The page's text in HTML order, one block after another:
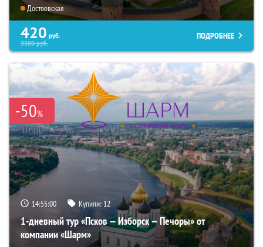
Достоевская
420 руб.
3300руб.
ПОДРОБНЕЕ
-50%
14:54:58 Купили:12
1-дневный тур «Псков — Изборск — Печоры» от
компании «Шарм»